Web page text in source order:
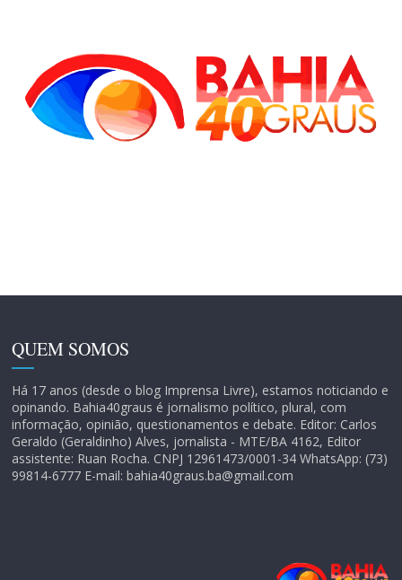
QUEM SOMOS
Há 17 anos (desde o blog Imprensa Livre), estamos noticiando e
opinando. Bahia40graus é jornalismo político, plural, com
informação, opinião, questionamentos e debate. Editor: Carlos
Geraldo (Geraldinho) Alves, jornalista - MTE/BA 4162, Editor
assistente: Ruan Rocha. CNPJ 12961473/0001-34 WhatsApp: (73)
99814-6777 E-mail: bahia40graus.ba@gmail.com